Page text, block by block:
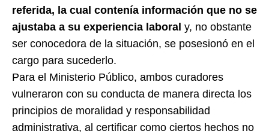
referida, la cual contenía información que no se
ajustaba a su experiencia laboral y, no obstante
ser conocedora de la situación, se posesionó en el
cargo para sucederlo.
Para el Ministerio Público, ambos curadores
vulneraron con su conducta de manera directa los
principios de moralidad y responsabilidad
administrativa, al certificar como ciertos hechos no